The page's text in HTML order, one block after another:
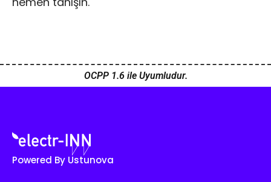
OCPP 1.6 ile Uyumludur.
Powered By Ustunova